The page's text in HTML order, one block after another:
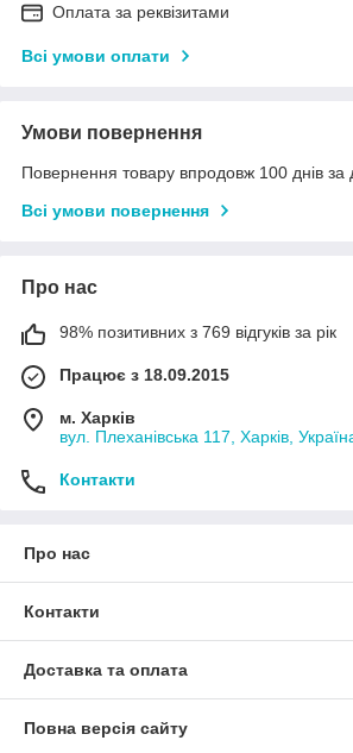
Оплата за реквізитами
Всі умови оплати
Умови повернення
Повернення товару впродовж 100 днів за
Всі умови повернення
Про нас
98% позитивних з 769 відгуків за рік
Працює з 18.09.2015
м. Харків
вул. Плеханівська 117, Харків,
Контакти
Про нас
Контакти
Доставка та оплата
Повна версія сайту